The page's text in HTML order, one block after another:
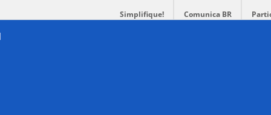
Simplifique! Comunica BR